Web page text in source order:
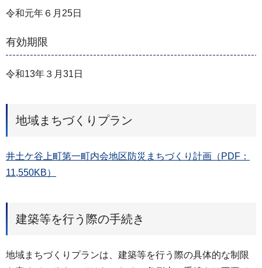
令和元年６月25日
有効期限
令和13年３月31日
地域まちづくりプラン
井土ケ谷上町第一町内会地区防災まちづくり計画（PDF：
11,550KB）
建築等を行う際の手続き
地域まちづくりプランは、建築等を行う際の具体的な制限